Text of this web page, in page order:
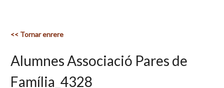
<< Tornar enrere
Alumnes Associació Pares de
Família_4328